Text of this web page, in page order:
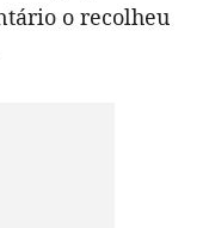
o recolheu